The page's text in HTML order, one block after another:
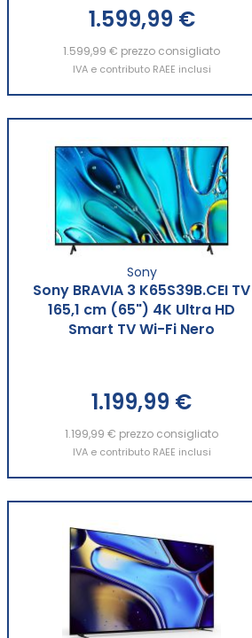
1.599,99 €
1.599,99 € prezzo consigliato
IVA e contributo RAEE inclusi
Aggiungi al Carrello
Sony
Sony BRAVIA 3 K65S39B.CEI TV
165,1 cm (65") 4K Ultra HD
Smart TV Wi-Fi Nero
1.199,99 €
1.199,99 € prezzo consigliato
IVA e contributo RAEE inclusi
Aggiungi al Carrello